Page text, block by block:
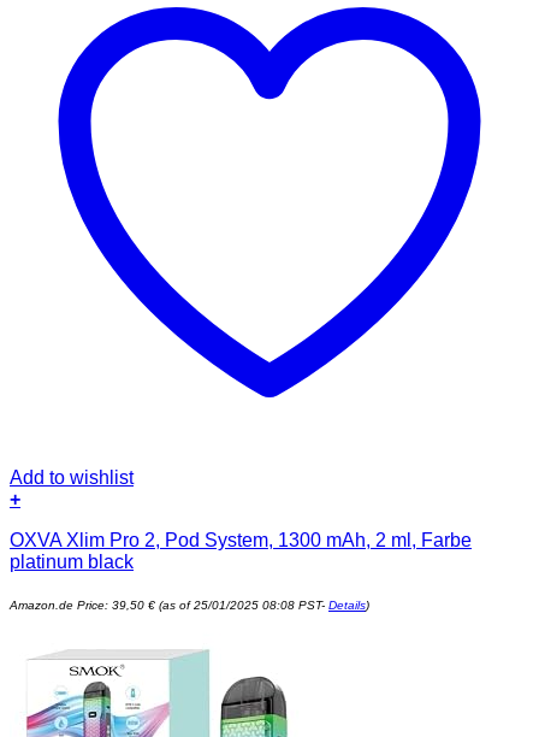
Add to wishlist
+
OXVA Xlim Pro 2, Pod System, 1300 mAh, 2 ml, Farbe
platinum black
Amazon.de Price: 39,50 € (as of 25/01/2025 08:08 PST- Details)